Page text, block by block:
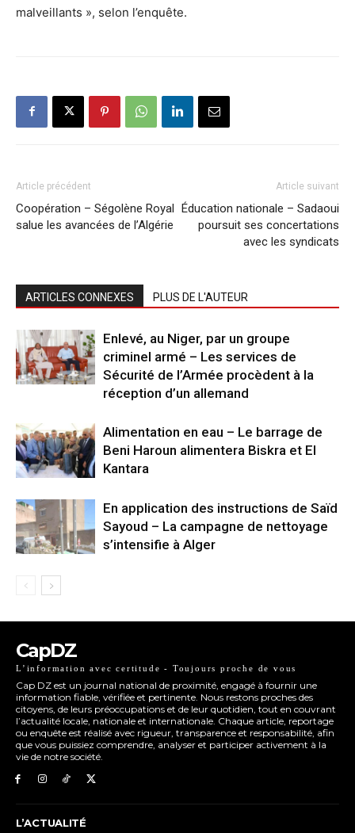
malveillants », selon l’enquête.
Article précédent
Coopération – Ségolène Royal
salue les avancées de l’Algérie
Article suivant
Éducation nationale – Sadaoui
poursuit ses concertations
avec les syndicats
ARTICLES CONNEXES PLUS DE L'AUTEUR
Enlevé, au Niger, par un groupe
criminel armé – Les services de
Sécurité de l’Armée procèdent à la
réception d’un allemand
Alimentation en eau – Le barrage de
Beni Haroun alimentera Biskra et El
Kantara
En application des instructions de Saïd
Sayoud – La campagne de nettoyage
s’intensifie à Alger
CapDZ
L’information avec certitude - Toujours proche de vous
Cap DZ est un journal national de proximité, engagé à fournir une
information fiable, vérifiée et pertinente. Nous restons proches des
citoyens, de leurs préoccupations et de leur quotidien, tout en couvrant
l’actualité locale, nationale et internationale. Chaque article, reportage
ou enquête est réalisé avec rigueur, transparence et responsabilité, afin
que vous puissiez comprendre, analyser et participer activement à la
vie de notre société.
L’ACTUALITÉ